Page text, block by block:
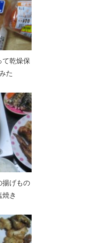
て乾燥保
た
揚げもの
焼き